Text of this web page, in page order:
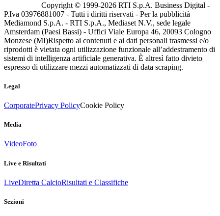
Copyright © 1999-2026 RTI S.p.A. Business Digital -
P.Iva 03976881007 - Tutti i diritti riservati - Per la pubblicità
Mediamond S.p.A. - RTI S.p.A., Mediaset N.V., sede legale
Amsterdam (Paesi Bassi) - Uffici Viale Europa 46, 20093 Cologno
Monzese (MI)Rispetto ai contenuti e ai dati personali trasmessi e/o
riprodotti è vietata ogni utilizzazione funzionale all’addestramento di
sistemi di intelligenza artificiale generativa. È altresì fatto divieto
espresso di utilizzare mezzi automatizzati di data scraping.
Legal
CorporatePrivacy PolicyCookie Policy
Media
VideoFoto
Live e Risultati
LiveDiretta CalcioRisultati e Classifiche
Sezioni